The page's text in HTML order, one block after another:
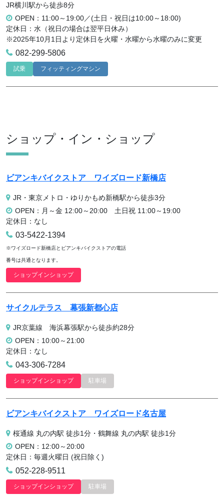
JR横川駅から徒歩8分
OPEN：11:00～19:00／(土日・祝日は10:00～18:00)
定休日：水（祝日の場合は翌平日休み）
※2025年10月1日より定休日を火曜・水曜から水曜のみに変更
082-299-5806
試乗 フィッティングマシン
ショップ・イン・ショップ
ビアンキバイクストア ワイズロード新橋店
JR・東京メトロ・ゆりかもめ新橋駅から徒歩3分
OPEN：月～金 12:00～20:00 土日祝 11:00～19:00
定休日：なし
03-5422-1394
※ワイズロード新橋店とビアンキバイクストアの電話
番号は共通となります。
ショップインショップ
サイクルテラス 幕張新都心店
JR京葉線 海浜幕張駅から徒歩約28分
OPEN：10:00～21:00
定休日：なし
043-306-7284
ショップインショップ 駐車場
ビアンキバイクストア ワイズロード名古屋
桜通線 丸の内駅 徒歩1分・鶴舞線 丸の内駅 徒歩1分
OPEN：12:00～20:00
定休日：毎週火曜日 (祝日除く)
052-228-9511
ショップインショップ 駐車場